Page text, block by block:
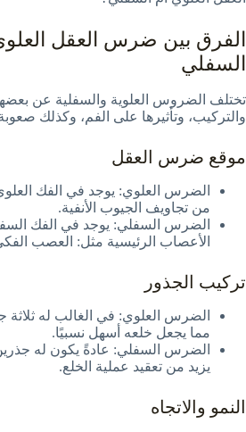
الفرق بين ضرس العقل
السفلي
تختلف الضروس العلوية والسفلية عن
والتركيب، وتأثيرها على الفم، وكذلك
موقع ضرس العقل
الضرس العلوي: يوجد في الفك
من تجاويف الجيوب الأنفية.
الضرس السفلي: يوجد في الفك
الأعصاب الرئيسية مثل: العصب
تركيب الجذور
الضرس العلوي: في الغالب له ثلاثة
مما يجعل خلعه أسهل نسبيًا.
الضرس السفلي: عادةً يكون له جذرين
يزيد من تعقيد عملية الخلع.
النمو والاتجاه